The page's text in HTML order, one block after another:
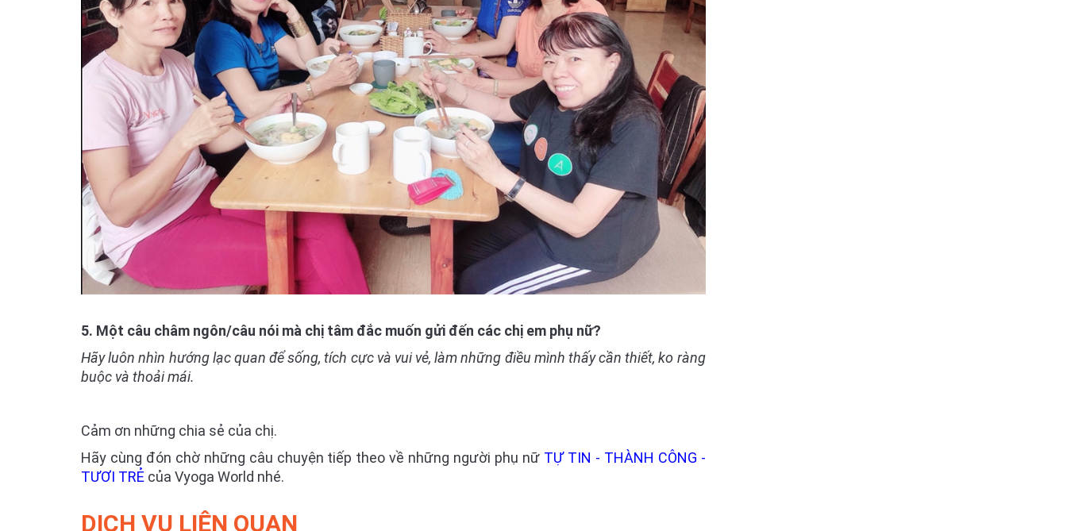
5. Một câu châm ngôn/câu nói mà chị tâm đắc muốn gửi đến các chị em phụ nữ?
Hãy luôn nhìn hướng lạc quan để sống, tích cực và vui vẻ, làm những điều mình thấy cần thiết, ko ràng
buộc và thoải mái.
Cảm ơn những chia sẻ của chị.
Hãy cùng đón chờ những câu chuyện tiếp theo về những người phụ nữ TỰ TIN - THÀNH CÔNG -
TƯƠI TRẺ của Vyoga World nhé.
DỊCH VỤ LIÊN QUAN